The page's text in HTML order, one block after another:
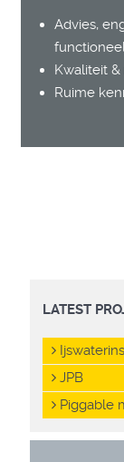
Advies,
Kwaliteit
Ruime
LATEST
JPB
Piggable